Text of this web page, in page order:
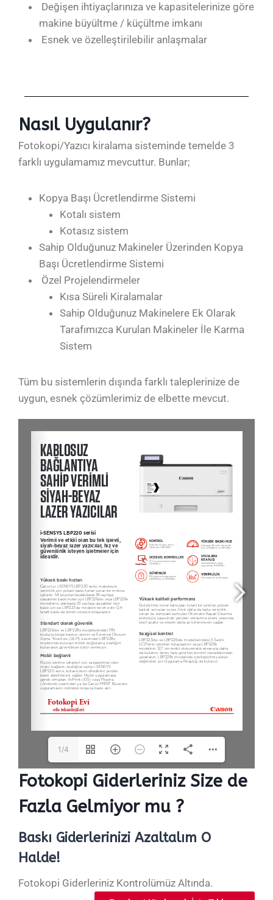
Değişen ihtiyaçlarınıza ve kapasitelerinize göre
makine büyültme / küçültme imkanı
Esnek ve özelleştirilebilir anlaşmalar
Nasıl Uygulanır?
Fotokopi/Yazıcı kiralama sisteminde temelde 3
farklı uygulamamız mevcuttur. Bunlar;
Kopya Başı Ücretlendirme Sistemi
Kotalı sistem
Kotasız sistem
Sahip Olduğunuz Makineler Üzerinden Kopya
Başı Ücretlendirme Sistemi
Özel Projelendirmeler
Kısa Süreli Kiralamalar
Sahip Olduğunuz Makinelere Ek Olarak
Tarafımızca Kurulan Makineler İle Karma
Sistem
Tüm bu sistemlerin dışında farklı taleplerinize de
uygun, esnek çözümlerimiz de elbette mevcut.
1/4
Fotokopi Giderleriniz Size de
Fazla Gelmiyor mu ?
Baskı Giderlerinizi Azaltalım O
Halde!
Fotokopi Giderleriniz Kontrolümüz Altında.